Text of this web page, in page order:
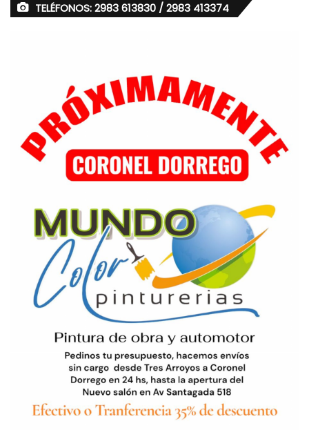
TELÉFONOS: 2983 613830 / 2983 413374